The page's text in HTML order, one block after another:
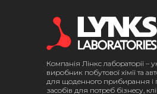
Компанія Лінкс лабораторії –
виробник побутової хімії та
для щоденного прибирання і
засобів для потреб бізнесу,